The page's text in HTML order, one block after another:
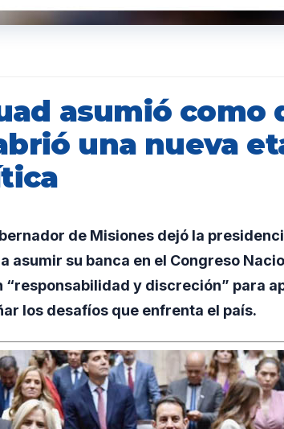
asumió como
una nueva
de Misiones dejó la
asumir su banca en el Congreso
y discreción” para
los desafíos que enfrenta el país.